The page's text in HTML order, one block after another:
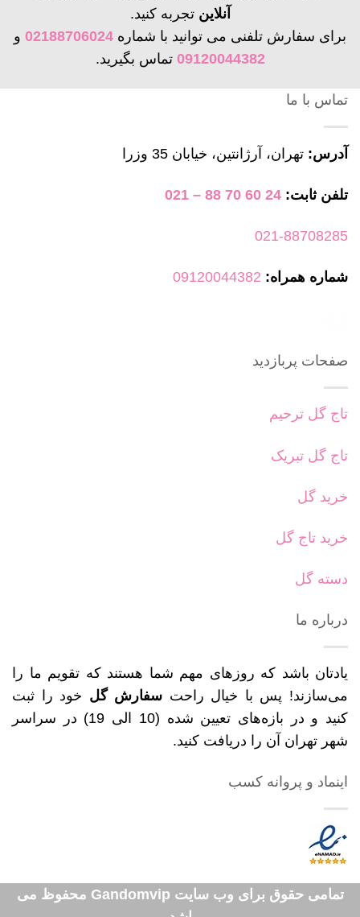
آنلاین تجربه کنید.
برای سفارش تلفنی می توانید با شماره 02188706024 و
09120044382 تماس بگیرید.
تماس با ما
آدرس: تهران، آرژانتین، خیابان 35 وزرا
تلفن ثابت: 24 60 70 88 – 021
021-88708285
شماره همراه: 09120044382
صفحات پربازدید
تاج گل ترحیم
تاج گل تبریک
خرید گل
خرید تاج گل
دسته گل
درباره ما
یادتان باشد که روزهای مهم شما هستند که تقویم ما را
می‌سازند! پس با خیال راحت سفارش گل خود را ثبت
کنید و در بازه‌های تعیین شده (10 الی 19) در سراسر
شهر تهران آن را دریافت کنید.
اینماد و پروانه کسب
تمامی حقوق برای وب سایت Gandomvip محفوظ می